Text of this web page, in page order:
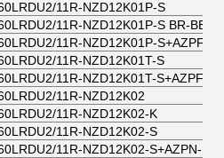
11R-NZD12K01P-S
11R-NZD12K01P-S BR-BEIJ-
11R-NZD12K01P-S+AZPF-11
11R-NZD12K01T-S
11R-NZD12K01T-S+AZPFF-
11R-NZD12K02
11R-NZD12K02-K
11R-NZD12K02-S
11R-NZD12K02-S+AZPN-11